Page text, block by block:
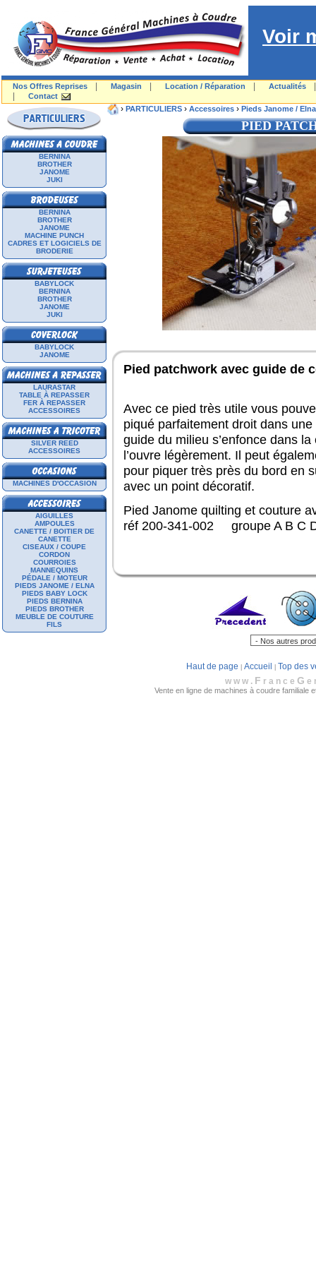
Voir
Nos Offres Reprises Magasin Location / Réparation Actualités
Contact
BERNINA
BROTHER
JANOME
JUKI
BERNINA
BROTHER
JANOME
MACHINE PUNCH
CADRES ET LOGICIELS DE
BRODERIE
BABYLOCK
BERNINA
BROTHER
JANOME
JUKI
BABYLOCK
JANOME
LAURASTAR
TABLE À REPASSER
FER À REPASSER
ACCESSOIRES
SILVER REED
ACCESSOIRES
MACHINES D'OCCASION
AIGUILLES
AMPOULES
CANETTE / BOITIER DE
CANETTE
CISEAUX / COUPE
CORDON
COURROIES
MANNEQUINS
PÉDALE / MOTEUR
PIEDS JANOME / ELNA
PIEDS BABY LOCK
PIEDS BERNINA
PIEDS BROTHER
MEUBLE DE COUTURE
FILS
› PARTICULIERS › Accessoires › Pieds Janome / Elna
PIED
Pied patchwork avec guide de
Avec ce pied très utile vous
piqué parfaitement droit dans
guide du milieu s’enfonce dans la
l’ouvre légèrement. Il peut
pour piquer très près du bord en
avec un point décoratif.
Pied Janome quilting et couture
réf 200-341-002 groupe A B C
Haut de page Accueil
Top des
www. F rance G
Vente en ligne de machines à coudre familiale